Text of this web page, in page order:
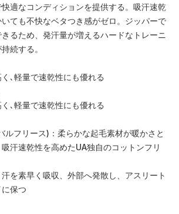
適なコンディションを提供する。吸汗速乾
ても不快なベタつき感がゼロ。ジッパーで
るため、発汗量が増えるハードなトレーニ
続する。
､軽量で速乾性にも優れる
､軽量で速乾性にも優れる
フリース)：柔らかな起毛素材が暖かさと
汗速乾性を高めたUA独自のコットンフリ
を素早く吸収、外部へ発散し、アスリート
保つ